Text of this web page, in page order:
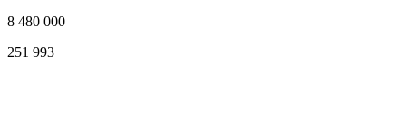
8 480 000
251 993